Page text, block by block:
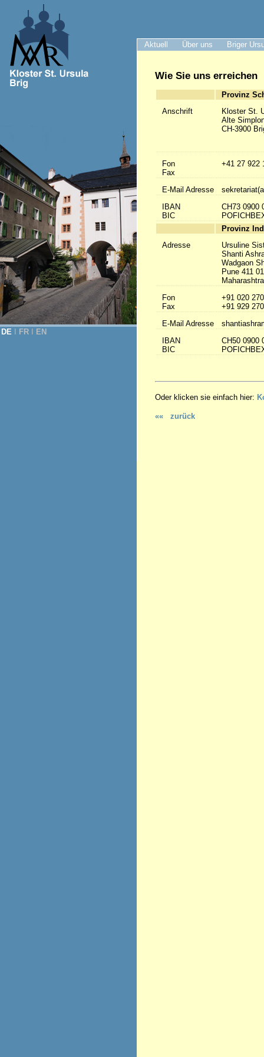
Aktuell Über uns Briger
DE FR EN
Wie Sie uns erreichen
Provinz
Anschrift
Kloster St.
Alte
CH-3900
Fon
Fax
+41 27 922
E-Mail Adresse
IBAN
BIC
CH73 0900
Provinz
Adresse
Ursuline
Shanti
Wadgaon
Pune 411
Fon
Fax
+91 020
+91 929
E-Mail Adresse
IBAN
BIC
CH50 0900
Oder klicken sie einfach hier:
«« zurück